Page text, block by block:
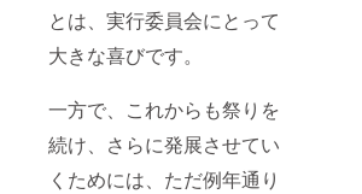
とは、実行委員会にとって
大きな喜びです。
一方で、これからも祭りを
続け、さらに発展させてい
くためには、ただ例年通り